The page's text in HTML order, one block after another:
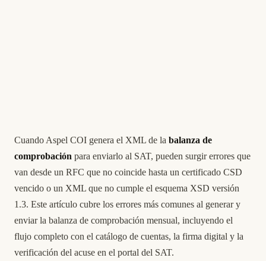
Cuando Aspel COI genera el XML de la balanza de
comprobación para enviarlo al SAT, pueden surgir errores que
van desde un RFC que no coincide hasta un certificado CSD
vencido o un XML que no cumple el esquema XSD versión
1.3. Este artículo cubre los errores más comunes al generar y
enviar la balanza de comprobación mensual, incluyendo el
flujo completo con el catálogo de cuentas, la firma digital y la
verificación del acuse en el portal del SAT.